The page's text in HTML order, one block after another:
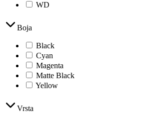
WD
Boja
Black
Cyan
Magenta
Matte Black
Yellow
Vrsta